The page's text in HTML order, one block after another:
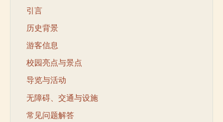
引言
历史背景
游客信息
校园亮点与景点
导览与活动
无障碍、交通与设施
常见问题解答